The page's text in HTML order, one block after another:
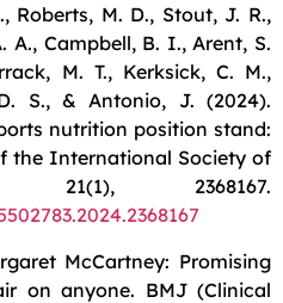
Roberts, M. D., Stout, J. R.,
A., Campbell, B. I., Arent, S.
M. T., Kerksick, C. M.,
S., & Antonio, J. (2024).
nutrition position stand:
the International Society of
21(1), 2368167.
McCartney: Promising
on anyone. BMJ (Clinical